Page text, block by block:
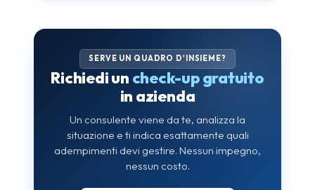
SERVE UN QUADRO D'INSIEME?
Richiedi un check-up gratuito
in azienda
Un consulente viene da te, analizza la
situazione e ti indica esattamente quali
adempimenti devi gestire. Nessun impegno,
nessun costo.